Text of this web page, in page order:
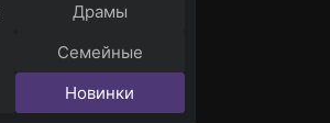
Драмы
Семейные
Новинки